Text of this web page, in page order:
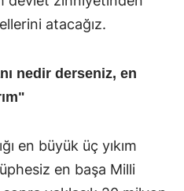
atacağız.
nedir derseniz, en
en büyük üç yıkım
en başa Milli